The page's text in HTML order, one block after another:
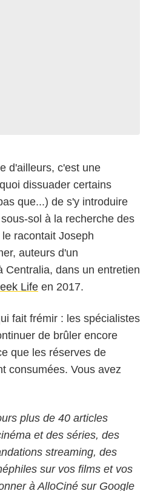
d'ailleurs, c'est une
dissuader certains
que...) de s'y introduire
sol à la recherche des
racontait Joseph
auteurs d'un
Centralia, dans un entretien
Life en 2017.
fait frémir : les spécialistes
de brûler encore
que les réserves de
consumées. Vous avez
plus de 40 articles
et des séries, des
streaming, des
sur vos films et vos
à AlloCiné sur Google